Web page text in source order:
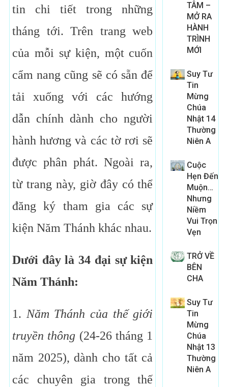
tin chi tiết trong những
tháng tới. Trên trang web
của mỗi sự kiện, một cuốn
cẩm nang cũng sẽ có sẵn để
tải xuống với các hướng
dẫn chính dành cho người
hành hương và các tờ rơi sẽ
được phân phát. Ngoài ra,
từ trang này, giờ đây có thể
đăng ký tham gia các sự
kiện Năm Thánh khác nhau.
Dưới đây là 34 đại sự kiện
Năm Thánh:
1. Năm Thánh của thế giới
truyền thông (24-26 tháng 1
năm 2025), dành cho tất cả
các chuyên gia trong thế
TÂM –
MỞ RA
HÀNH
TRÌNH
MỚI
Suy Tư
Tin
Mừng
Chúa
Nhật 14
Thường
Niên A
Cuộc
Hẹn Đến
Muộn…
Nhưng
Niềm
Vui Trọn
Vẹn
TRỞ VỀ
BÊN
CHA
Suy Tư
Tin
Mừng
Chúa
Nhật 13
Thường
Niên A